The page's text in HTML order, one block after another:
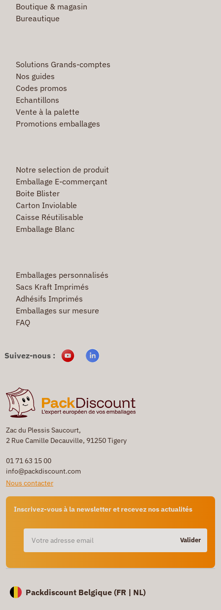
Zac du Plessis Saucourt,
2 Rue Camille Decauville, 91250 Tigery
01 71 63 15 00
info@packdiscount.com
Nous contacter
Inscrivez-vous à la newsletter et recevez nos actualités
Valider
Boutique & magasin
Bureautique
Solutions Grands-comptes
Nos guides
Codes promos
Echantillons
Vente à la palette
Promotions emballages
Notre selection de produit
Emballage E-commerçant
Boite Blister
Carton Inviolable
Caisse Réutilisable
Emballage Blanc
Emballages personnalisés
Sacs Kraft Imprimés
Adhésifs Imprimés
Emballages sur mesure
FAQ
Suivez-nous :
Packdiscount Belgique (FR | NL)